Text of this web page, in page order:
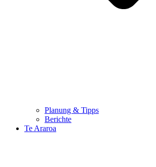
Planung & Tipps
Berichte
Te Araroa